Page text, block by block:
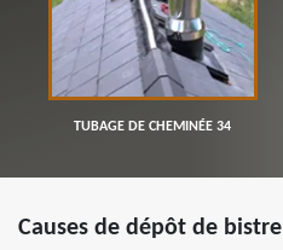
TUBAGE DE CHEMINÉE 34
Causes de dépôt de bistre